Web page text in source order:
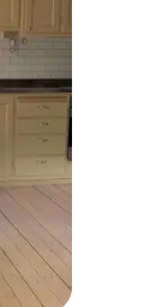
45